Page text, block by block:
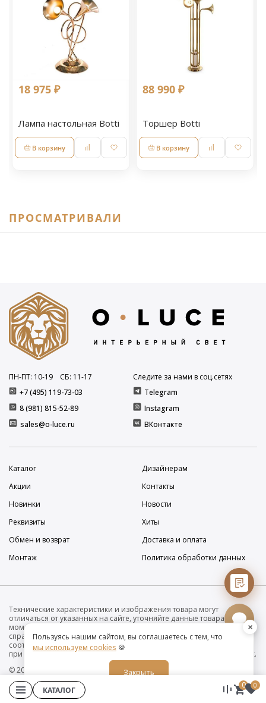
18 975 ₽
Лампа настольная Botti
В корзину
88 990 ₽
Торшер Botti
В корзину
ПРОСМАТРИВАЛИ
+7 (495) 119-73-03
8 (981) 815-52-89
ПН-ПТ: 10-19 СБ: 11-17
sales@o-luce.ru
Следите за нами в соц.сетях
Telegram
Instagram
ВКонтакте
Каталог
Дизайнерам
Акции
Контакты
Новинки
Новости
Реквизиты
Хиты
Обмен и возврат
Доставка и оплата
Монтаж
Политика обработки данных
Технические характеристики и изображения товара могут
отличаться от указанных на сайте, уточняйте данные товара на
момент покупки и оплаты. Вся информация на сайте о товарах носит
справочный характер и не является публичной офертой в
соответствии с пунктом 2 статьи 437 ГК РФ. Убедительно просим Вас
при покупке проверять наличие желаемых функций и характеристик.
© 2019-2026 Интернет-магазин дизайнерских светильников O•Luce
КАТАЛОГ
0 0
Пользуясь нашим сайтом, вы соглашаетесь с тем, что
мы используем cookies 🍪
Закрыть
×